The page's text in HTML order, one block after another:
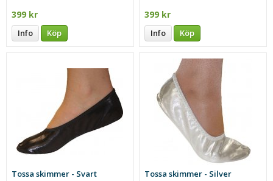
399 kr
Info Köp
399 kr
Info Köp
Tossa skimmer - Svart Tossa skimmer - Silver